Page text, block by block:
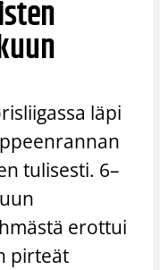
läpi
tulisesti. 6–
erottui
pirteät